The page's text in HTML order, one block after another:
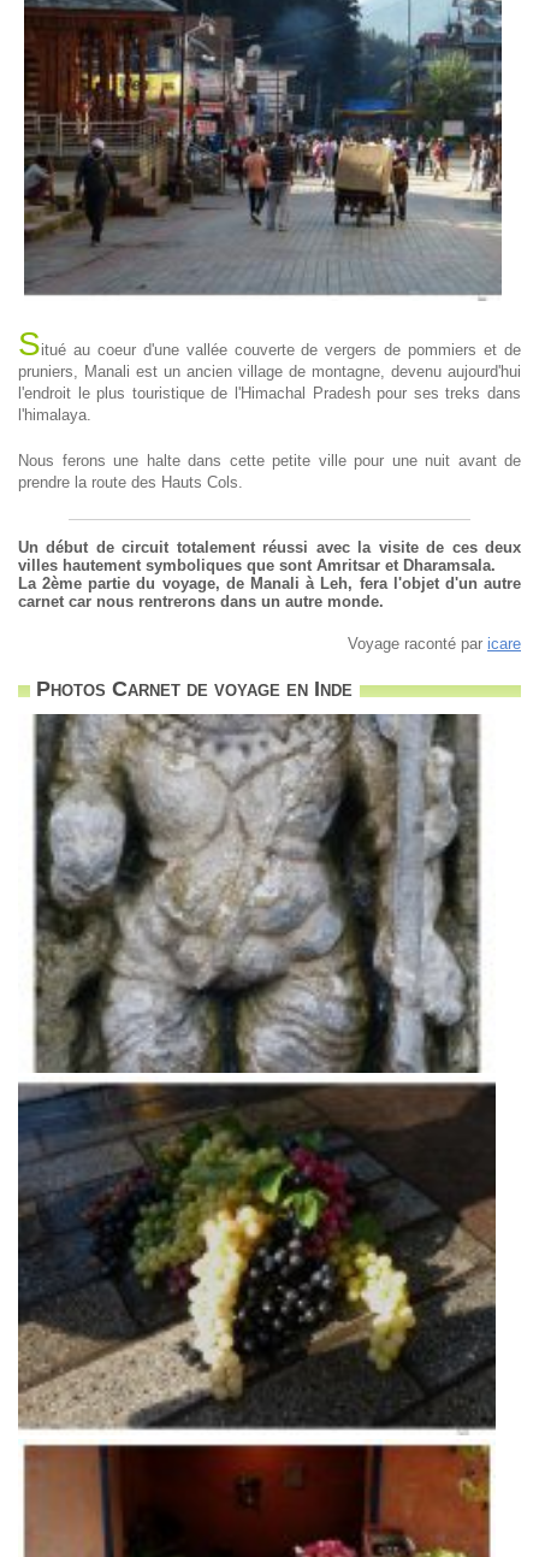
Situé au coeur d'une vallée couverte de vergers de pommiers et de
pruniers, Manali est un ancien village de montagne, devenu aujourd'hui
l'endroit le plus touristique de l'Himachal Pradesh pour ses treks dans
l'himalaya.
Nous ferons une halte dans cette petite ville pour une nuit avant de
prendre la route des Hauts Cols.
Un début de circuit totalement réussi avec la visite de ces deux
villes hautement symboliques que sont Amritsar et Dharamsala.
La 2ème partie du voyage, de Manali à Leh, fera l'objet d'un autre
carnet car nous rentrerons dans un autre monde.
Voyage raconté par icare
Photos Carnet de voyage en Inde